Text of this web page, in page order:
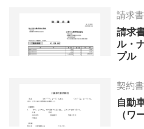
請求
請求
ル・
プル
契約
自動
（ワ